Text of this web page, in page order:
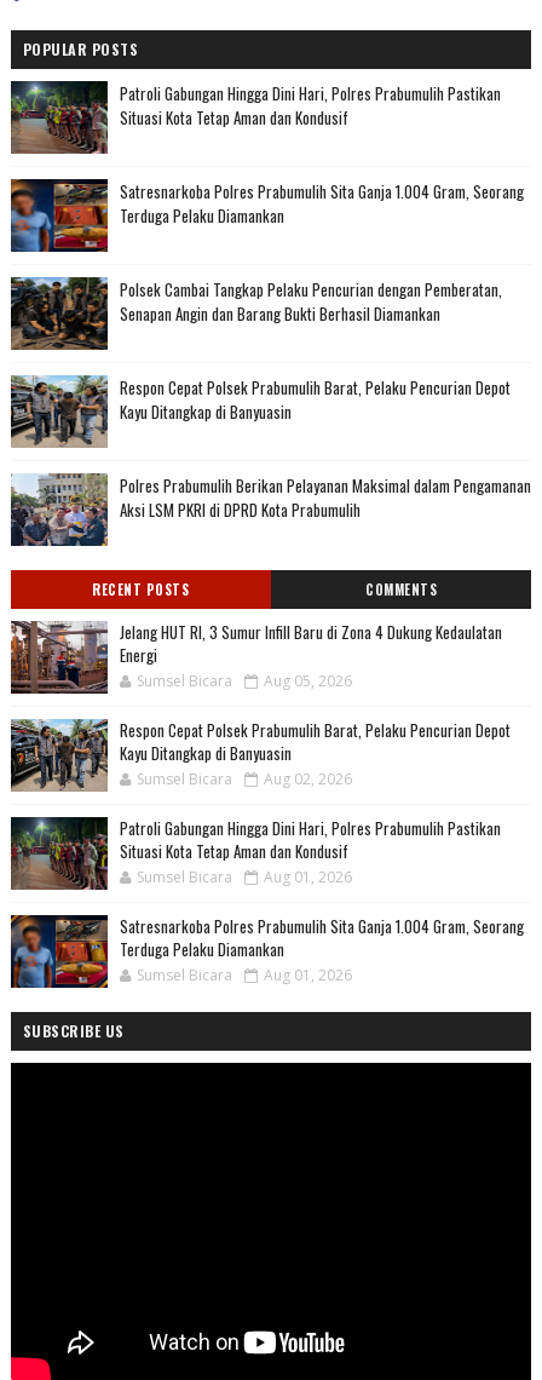
POPULAR POSTS
Patroli Gabungan Hingga Dini Hari, Polres Prabumulih Pastikan
Situasi Kota Tetap Aman dan Kondusif
Satresnarkoba Polres Prabumulih Sita Ganja 1.004 Gram, Seorang
Terduga Pelaku Diamankan
Polsek Cambai Tangkap Pelaku Pencurian dengan Pemberatan,
Senapan Angin dan Barang Bukti Berhasil Diamankan
Respon Cepat Polsek Prabumulih Barat, Pelaku Pencurian Depot
Kayu Ditangkap di Banyuasin
Polres Prabumulih Berikan Pelayanan Maksimal dalam Pengamanan
Aksi LSM PKRI di DPRD Kota Prabumulih
RECENT POSTS COMMENTS
Jelang HUT RI, 3 Sumur Infill Baru di Zona 4 Dukung Kedaulatan
Energi
Sumsel Bicara Aug 05, 2026
Respon Cepat Polsek Prabumulih Barat, Pelaku Pencurian Depot
Kayu Ditangkap di Banyuasin
Sumsel Bicara Aug 02, 2026
Patroli Gabungan Hingga Dini Hari, Polres Prabumulih Pastikan
Situasi Kota Tetap Aman dan Kondusif
Sumsel Bicara Aug 01, 2026
Satresnarkoba Polres Prabumulih Sita Ganja 1.004 Gram, Seorang
Terduga Pelaku Diamankan
Sumsel Bicara Aug 01, 2026
SUBSCRIBE US